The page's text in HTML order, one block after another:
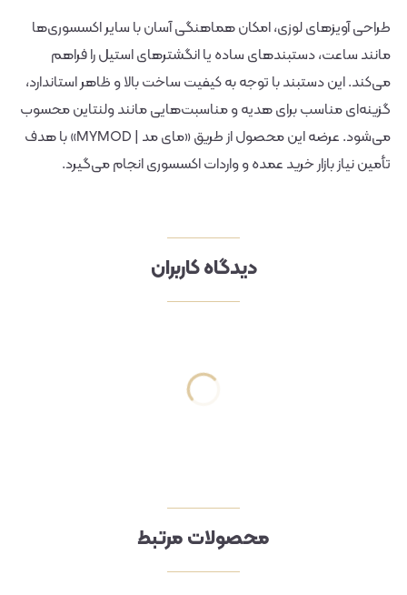
طراحی آویزهای لوزی، امکان هماهنگی آسان با سایر اکسسوری‌ها
مانند ساعت، دستبندهای ساده یا انگشترهای استیل را فراهم
می‌کند. این دستبند با توجه به کیفیت ساخت بالا و ظاهر استاندارد،
گزینه‌ای مناسب برای هدیه و مناسبت‌هایی مانند ولنتاین محسوب
می‌شود. عرضه این محصول از طریق «مای مد | MYMOD» با هدف
تأمین نیاز بازار خرید عمده و واردات اکسسوری انجام می‌گیرد.
دیدگاه کاربران
محصولات مرتبط